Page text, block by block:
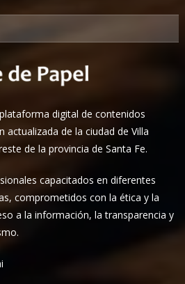
digital de contenidos
de la ciudad de Villa
de la provincia de Santa Fe.
capacitados en diferentes
comprometidos con la ética y la
a la información, la transparencia y